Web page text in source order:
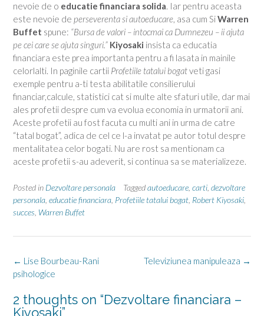
nevoie de o educatie financiara solida. Iar pentru aceasta
este nevoie de perseverenta si autoeducare, asa cum SiWarren
Buffet spune: “Bursa de valori – intocmai ca Dumnezeu – ii ajuta
pe cei care se ajuta singuri.” Kiyosaki insista ca educatia
financiara este prea importanta pentru a fi lasata in mainile
celorlalti. In paginile cartii Profetiile tatalui bogatveti gasi
exemple pentru a-ti testa abilitatile consilierului
financiar,calcule, statistici cat si multe alte sfaturi utile, dar mai
ales profetii despre cum va evolua economia in urmatorii ani.
Aceste profetii au fost facuta cu multi ani in urma de catre
“tatal bogat”, adica de cel ce l-a invatat pe autor totul despre
mentalitatea celor bogati. Nu are rost sa mentionam ca
aceste profetii s-au adeverit, si continua sa se materializeze.
Posted in Dezvoltare personala Taggedautoeducare carti dezvoltare
personala educatie financiara Profetiile tatalui bogat Robert Kiyosaki
succes Warren Buffet
Post
navigation
Televiziunea manipuleaza →
← Lise Bourbeau-Rani
psihologice
2 thoughts on “Dezvoltare financiara –
Kiyosaki”